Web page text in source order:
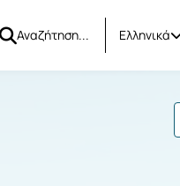
Ελληνικά